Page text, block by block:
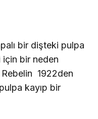
bir dişteki pulpa
bir neden
1922den
kayıp bir